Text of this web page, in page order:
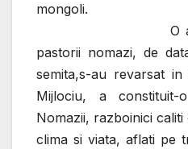
mongoli.
O alta
pastorii nomazi, de
semita,s-au revarsat
Mijlociu, a constituit-
Nomazii, razboinici
clima si viata, aflati pe